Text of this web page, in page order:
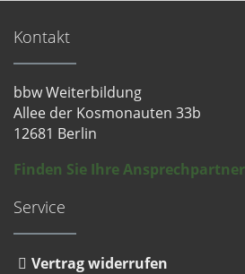
Kontakt
bbw Weiterbildung
Allee der Kosmonauten 33b
12681 Berlin
Finden Sie Ihre Ansprechpartner
Service
Vertrag widerrufen